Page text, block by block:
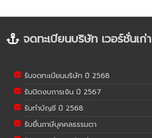
จดทะเบียนบริษัท เวอร์ชั่นเก่า
รับจดทะเบียนบริษัท ปี 2568
รับปิดงบการเงิน ปี 2567
รับทำบัญชี ปี 2568
รับยื่นภาษีบุคคลธรรมดา